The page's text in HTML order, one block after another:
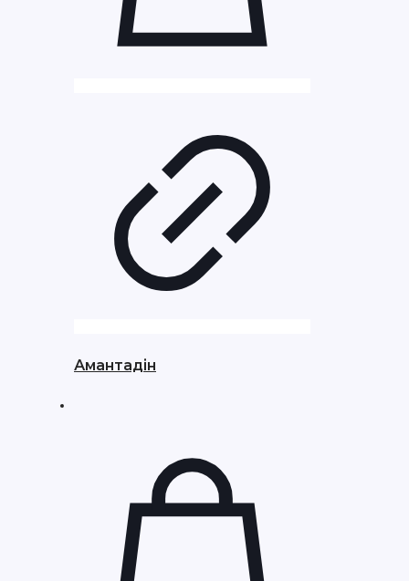
Амантадін